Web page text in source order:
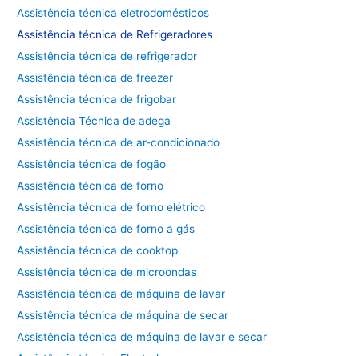
Assistência técnica eletrodomésticos
Assistência técnica de Refrigeradores
Assistência técnica de refrigerador
Assistência técnica de freezer
Assistência técnica de frigobar
Assistência Técnica de adega
Assistência técnica de ar-condicionado
Assistência técnica de fogão
Assistência técnica de forno
Assistência técnica de forno elétrico
Assistência técnica de forno a gás
Assistência técnica de cooktop
Assistência técnica de microondas
Assistência técnica de máquina de lavar
Assistência técnica de máquina de secar
Assistência técnica de máquina de lavar e secar